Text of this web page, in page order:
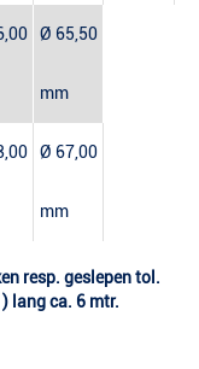
Ø 65,50
mm
Ø 67,00
mm
resp. geslepen tol.
lang ca. 6 mtr.